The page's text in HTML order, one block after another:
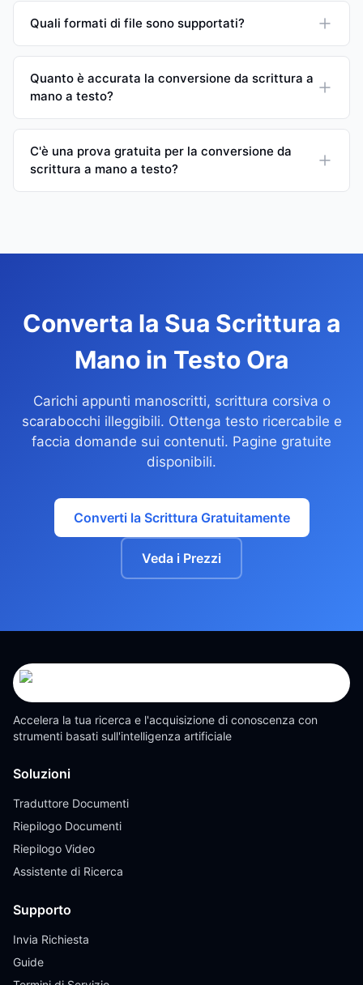
Quali formati di file sono supportati?
Quanto è accurata la conversione da scrittura a
mano a testo?
C'è una prova gratuita per la conversione da
scrittura a mano a testo?
Converta la Sua Scrittura a
Mano in Testo Ora
Carichi appunti manoscritti, scrittura corsiva o
scarabocchi illeggibili. Ottenga testo ricercabile e
faccia domande sui contenuti. Pagine gratuite
disponibili.
Converti la Scrittura Gratuitamente
Veda i Prezzi
Accelera la tua ricerca e l'acquisizione di conoscenza con
strumenti basati sull'intelligenza artificiale
Soluzioni
Traduttore Documenti
Riepilogo Documenti
Riepilogo Video
Assistente di Ricerca
Supporto
Invia Richiesta
Guide